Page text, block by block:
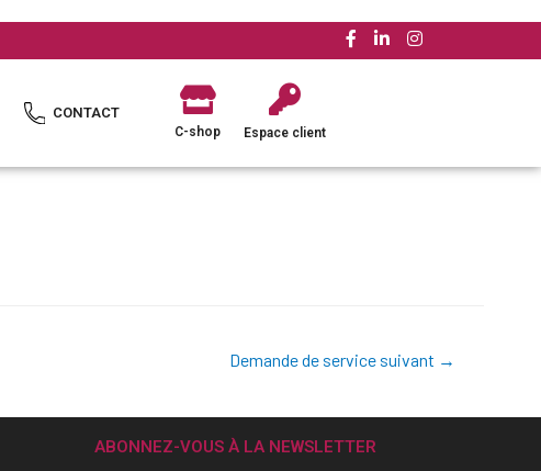
CONTACT
C-shop Espace client
Demande de service suivant →
ABONNEZ-VOUS À LA NEWSLETTER